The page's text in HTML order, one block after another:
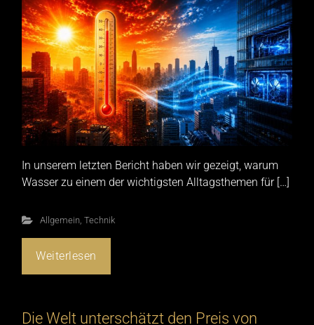
In unserem letzten Bericht haben wir gezeigt, warum
Wasser zu einem der wichtigsten Alltagsthemen für […]
Allgemein, Technik
Weiterlesen
Die Welt unterschätzt den Preis von